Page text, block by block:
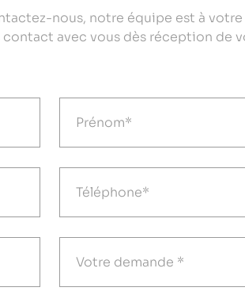
nous, notre équipe est à votre
avec vous dès réception de